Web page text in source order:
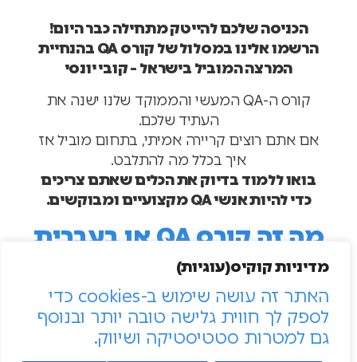
מדיניות קוקיס(עוגיות)
האתר זה עושה שימוש ב-cookies כדי
לספק לך חווית גלישה טובה יותר ובנוסף
גם למטרות סטטיסטיקה ושיווק.
הכניסה שלכם להייטק מתחילה כבר היום!
הרשמו אלינו במסלול של קורס QA בהנחיית
המרצה המוביל בישראל – קובי יונסי
קורס ה-QA המעשי והממוקד שלנו ישנה את
העתיד שלכם.
אם אתם רוצים קריירה אמיתי, בתחום מוביל אז
איך בכלל מה להתלבט.
בואו ללמוד בדיוק את הכלים שאתם צריכים
כדי להיות אנשי QA מקצועיים ומבוקשים.
מה זה קורס QA או בעברית
קורס בדיקת תוכנה?
תפקיד שבמסגרתו האדם מוודא שכל דרישות
הלקוח קיימות, בצורה נכונה כפי שתוכננו, וכי
המוצר אינו מכיל תקלות המונעות מהלקוח